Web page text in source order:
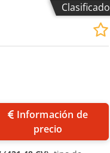
Clasificado
precio